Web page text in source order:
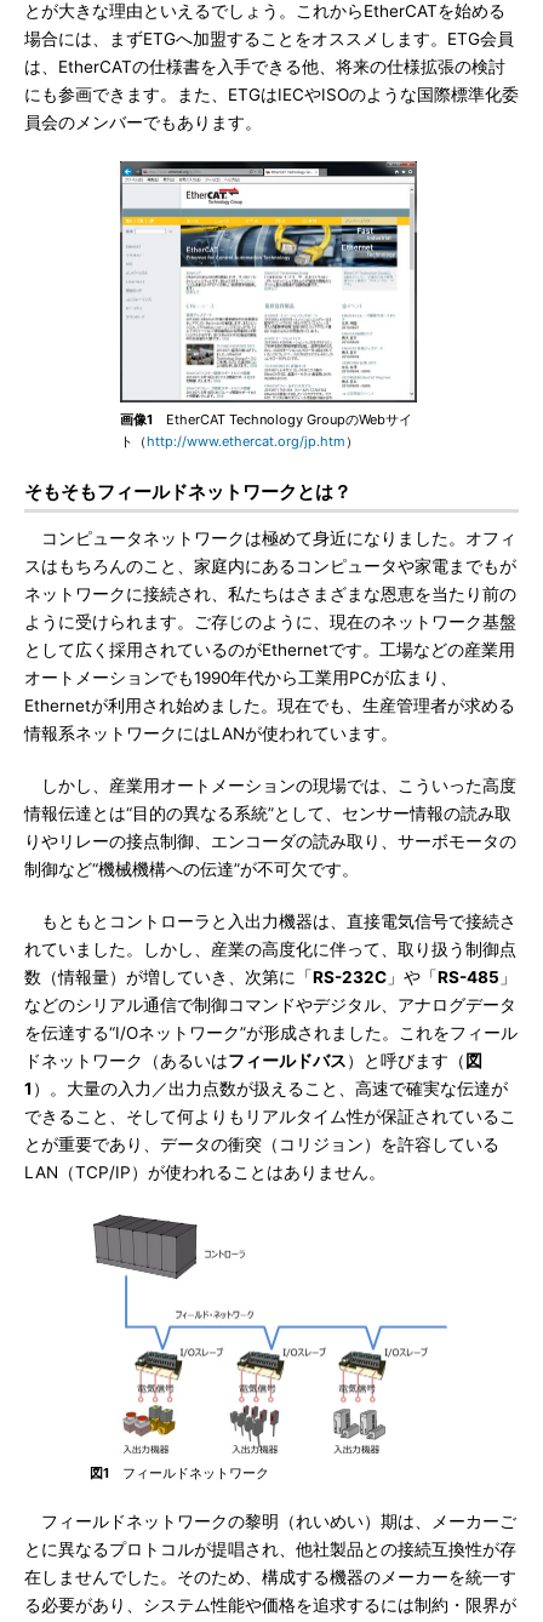
とが大きな理由といえるでしょう。これからEtherCATを始める
場合には、まずETGへ加盟することをオススメします。ETG会員
は、EtherCATの仕様書を入手できる他、将来の仕様拡張の検討
にも参画できます。また、ETGはIECやISOのような国際標準化委
員会のメンバーでもあります。
画像1 EtherCAT Technology GroupのWebサイ
ト（http://www.ethercat.org/jp.htm）
そもそもフィールドネットワークとは？
コンピュータネットワークは極めて身近になりました。オフィ
スはもちろんのこと、家庭内にあるコンピュータや家電までもが
ネットワークに接続され、私たちはさまざまな恩恵を当たり前の
ように受けられます。ご存じのように、現在のネットワーク基盤
として広く採用されているのがEthernetです。工場などの産業用
オートメーションでも1990年代から工業用PCが広まり、
Ethernetが利用され始めました。現在でも、生産管理者が求める
情報系ネットワークにはLANが使われています。
しかし、産業用オートメーションの現場では、こういった高度
情報伝達とは“目的の異なる系統”として、センサー情報の読み取
りやリレーの接点制御、エンコーダの読み取り、サーボモータの
制御など“機械機構への伝達”が不可欠です。
もともとコントローラと入出力機器は、直接電気信号で接続さ
れていました。しかし、産業の高度化に伴って、取り扱う制御点
数（情報量）が増していき、次第に「RS-232C 」や「RS-485 」
などのシリアル通信で制御コマンドやデジタル、アナログデータ
を伝達する“I/Oネットワーク”が形成されました。これをフィール
ドネットワーク（あるいはフィールドバス）と呼びます（ 図
1 ）。大量の入力／出力点数が扱えること、高速で確実な伝達が
できること、そして何よりもリアルタイム性が保証されているこ
とが重要であり、データの衝突（コリジョン）を許容している
LAN（TCP/IP）が使われることはありません。
図1 フィールドネットワーク
フィールドネットワークの黎明（れいめい）期は、メーカーご
とに異なるプロトコルが提唱され、他社製品との接続互換性が存
在しませんでした。そのため、構成する機器のメーカーを統一す
る必要があり、システム性能や価格を追求するには制約・限界が